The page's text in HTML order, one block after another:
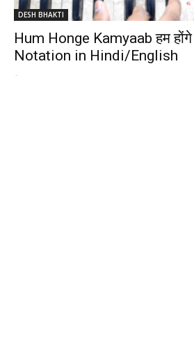
DESH BHAKTI
Hum Honge Kamyaab हम
Notation in Hindi/English
-